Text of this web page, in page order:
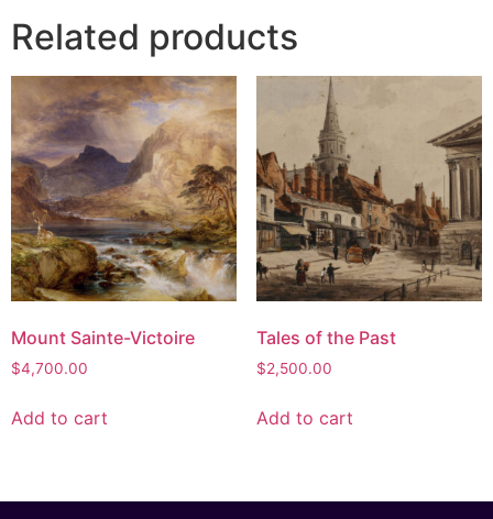
Related products
Mount Sainte-Victoire
$4,700.00
Add to cart
Tales of the Past
$2,500.00
Add to cart